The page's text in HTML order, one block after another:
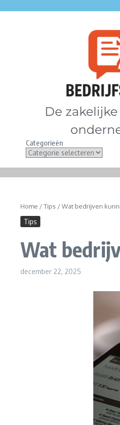
De
Categorieën
Home /Tips /Wat bedrijven
Tips
Wat
december 22, 2025